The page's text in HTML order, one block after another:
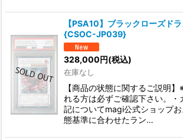
【PSA10】ブラックローズド
{CSOC-JP039}
328,000円(税込)
在庫なし
【商品の状態に関するご説明
れる方は必ずご確認下さい。・
記についてmagi公式ショップ
態基準に合わせたラン…